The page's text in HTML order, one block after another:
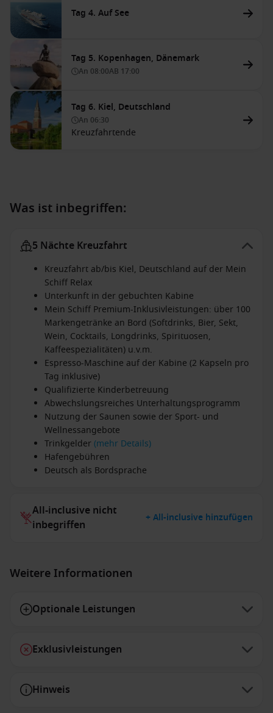
Tag 4. Auf See
Tag 5. Kopenhagen, Dänemark
An 08:00AB 17:00
Tag 6. Kiel, Deutschland
An 06:30
Kreuzfahrtende
Was ist inbegriffen:
5 Nächte Kreuzfahrt
Kreuzfahrt ab/bis Kiel, Deutschland auf der Mein
Schiff Relax
Unterkunft in der gebuchten Kabine
Mein Schiff Premium-Inklusivleistungen: über 100
Markengetränke an Bord (Softdrinks, Bier, Sekt,
Wein, Cocktails, Longdrinks, Spirituosen,
Kaffeespezialitäten) u.v.m.
Espresso-Maschine auf der Kabine (2 Kapseln pro
Tag inklusive)
Qualifizierte Kinderbetreuung
Abwechslungsreiches Unterhaltungsprogramm
Nutzung der Saunen sowie der Sport- und
Wellnessangebote
Trinkgelder(mehr Details)
Hafengebühren
Deutsch als Bordsprache
All-inclusive nicht
inbegriffen
+ All-inclusive hinzufügen
Weitere Informationen
Optionale Leistungen
Exklusivleistungen
Hinweis